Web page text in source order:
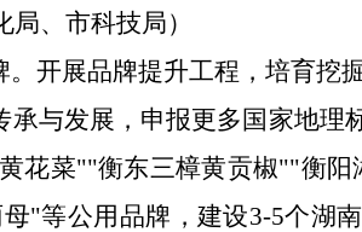
、市科技局）
开展品牌提升工程，培育挖
与发展，申报更多国家地理
花菜""衡东三樟黄贡椒""衡阳
"等公用品牌，建设3-5个湖